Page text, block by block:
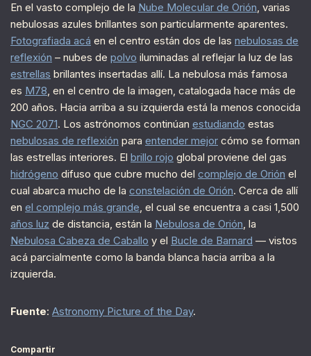
En el vasto complejo de la Nube Molecular de Orión, varias
nebulosas azules brillantes son particularmente aparentes.
Fotografiada acá en el centro están dos de las nebulosas de
reflexión – nubes de polvo iluminadas al reflejar la luz de las
estrellas brillantes insertadas allí. La nebulosa más famosa
es M78, en el centro de la imagen, catalogada hace más de
200 años. Hacia arriba a su izquierda está la menos conocida
NGC 2071. Los astrónomos continúan estudiando estas
nebulosas de reflexión para entender mejor cómo se forman
las estrellas interiores. El brillo rojo global proviene del gas
hidrógeno difuso que cubre mucho del complejo de Orión el
cual abarca mucho de la constelación de Orión. Cerca de allí
en el complejo más grande, el cual se encuentra a casi 1,500
años luz de distancia, están la Nebulosa de Orión, la
Nebulosa Cabeza de Caballo y el Bucle de Barnard — vistos
acá parcialmente como la banda blanca hacia arriba a la
izquierda.
Fuente: Astronomy Picture of the Day.
Compartir